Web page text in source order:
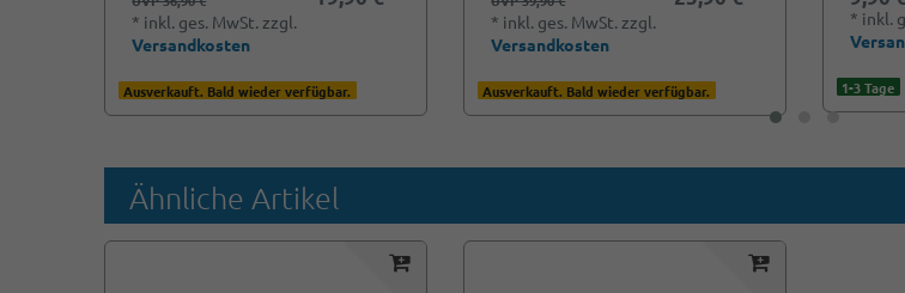
* inkl. ges. MwSt. zzgl.
Versandkosten
Ausverkauft. Bald wieder verfügbar.
* inkl. ges. MwSt. zzgl.
Versandkosten
Ausverkauft. Bald wieder verfügbar.
* inkl.
1-3 Tage
Ähnliche Artikel